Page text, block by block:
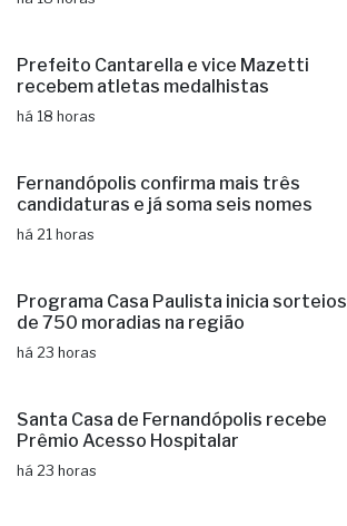
Prefeito Cantarella e vice Mazetti
recebem atletas medalhistas
há 18 horas
Fernandópolis confirma mais três
candidaturas e já soma seis nomes
há 21 horas
Programa Casa Paulista inicia sorteios
de 750 moradias na região
há 23 horas
Santa Casa de Fernandópolis recebe
Prêmio Acesso Hospitalar
há 23 horas